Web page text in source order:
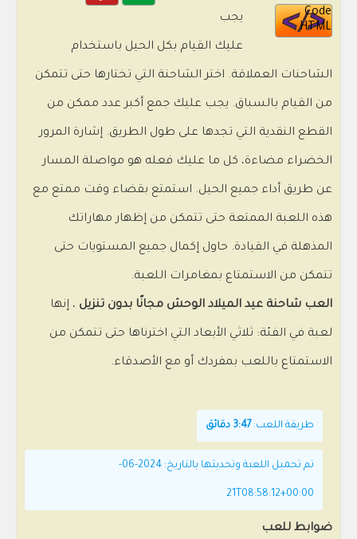
Code
HTML
يجب
عليك القيام بكل الحيل باستخدام
الشاحنات العملاقة. اختر الشاحنة التي تختارها حتى تتمكن
من القيام بالسباق. يجب عليك جمع أكبر عدد ممكن من
القطع النقدية التي تجدها على طول الطريق. إشارة المرور
الخضراء مضاءة، كل ما عليك فعله هو مواصلة المسار
عن طريق أداء جميع الحيل. استمتع بقضاء وقت ممتع مع
هذه اللعبة الممتعة حتى تتمكن من إظهار مهاراتك
المذهلة في القيادة. حاول إكمال جميع المستويات حتى
تتمكن من الاستمتاع بمغامرات اللعبة.
العب شاحنة عيد الميلاد الوحش مجانًا بدون تنزيل ، إنها
لعبة في الفئة: ثلاثي الأبعاد التي اخترناها حتى تتمكن من
الاستمتاع باللعب بمفردك أو مع الأصدقاء.
طريقة اللعب: 3:47 دقائق
تم تحميل اللعبة وتحديثها بالتاريخ: 2024-06-
21T08:58:12+00:00
ضوابط للعب